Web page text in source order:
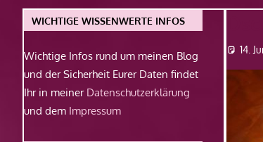
14.
WICHTIGE WISSENWERTE INFOS
Wichtige Infos rund um meinen Blog
und der Sicherheit Eurer Daten findet
Ihr in meiner Datenschutzerklärung
und dem Impressum